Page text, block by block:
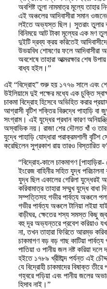
অবশিষ্ট তুলা নামমাত্র মূল্যে তাহার
এই অঞ্চলের আদিবাসীরা সমান
লইতে অভ্যস্ত ছিল। সুতরাং তুলার
বিনিময়ে আট টাকা মূল্যের এক মণ
দুইটি দ্রব্য ক্রয় করিতেই
উভয়বিধ শোষণের ফলে আদিবাসীরা
অবশেষে তাহারা আত্মরক্ষার শেষ
বাধ্য হইল।”
এই “বিদ্রোহ” শুরু হয় ১৭৭৬ সালে এবং
উইলিয়ামে দুই পক্ষের মধ্যে এক চুক্তি
চাকমা বিদ্রোহ হিসেবে অভিহিত করার
আগ্রাসী বৃটিশ শক্তির বিরুদ্ধে পাহাড়ি বা
সংগ্রাম। এই যুদ্ধের প্রধান কারণ
অস্বাভিক নয়। রাজা শের দৌলত খাঁ ও তার
যুদ্ধে পাহাড়ি যোদ্ধারা পরাক্রমশালী
করেছিলেন সুপ্রকাশ রায় তারও বিস্তারিত
“বিদ্রোহ-কালে চাকমাগণ
ইংরেজ বাহিনীর সহিত যুদ্ধ
যুদ্ধ ছিল একালের গেরিলা যুদ্ধেরই
করিবামাত্র তাহারা সম্মুখ যুদ্ধে বাধা
সম্পত্তিসহ গভীর পার্বত্য অঞ্চলে
গভীর পার্বত্য অঞ্চলে টানিয়া লইয়া
বাড়ীঘর, ক্ষেতের শস্য সমস্ত কিছু
বহু দূর অভ্যন্তরে প্রবেশ করিয়াও
না, তখন তাহারা ফিরিতে আরম্ভ
চাকমাগণ বড় বড় গাছ কাটিয়া
পাতিয়া ও পানীয় জল নষ্ট করিয়া
হইতে ১৭৮৯ খ্রীষ্টাব্দ পর্যন্ত এই
যে বিদ্রোহী চাকমাদের বিষাক্ত
গহ্বরে পড়িয়া এবং পানীয় জলের
হিসাব নাই।”